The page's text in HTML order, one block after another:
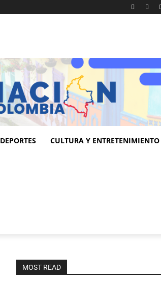
DEPORTES CULTURA Y ENTRETENIMIENTO
MOST READ